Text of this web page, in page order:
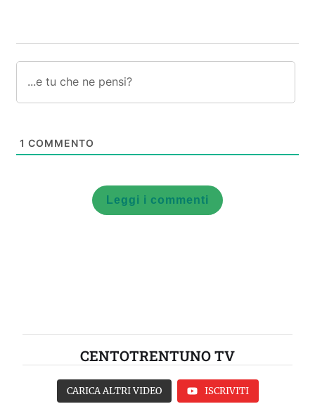
1 COMMENTO
Leggi i commenti
CENTOTRENTUNO TV
CARICA ALTRI VIDEO ISCRIVITI